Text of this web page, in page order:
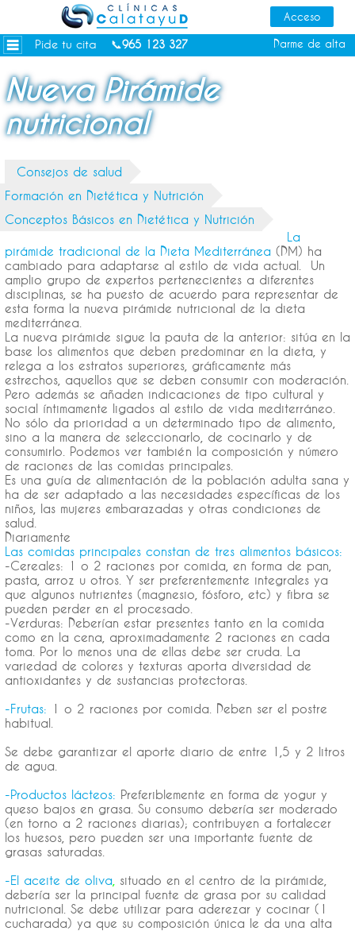
Pide tu cita 📞965 123 327 Darme de alta
Dietas personalizadas
Tratamientos Corporales
Depilación Láser Alicante
Contacto
Consejos de salud
Nueva Pirámide
nutricional
Consejos de salud
Formación en Dietética y Nutrición
Conceptos Básicos en Dietética y Nutrición
La
pirámide tradicional de la Dieta Mediterránea (DM) ha
cambiado para adaptarse al estilo de vida actual. Un
amplio grupo de expertos pertenecientes a diferentes
disciplinas, se ha puesto de acuerdo para representar de
esta forma la nueva pirámide nutricional de la dieta
mediterránea.
La nueva pirámide sigue la pauta de la anterior: sitúa en la
base los alimentos que deben predominar en la dieta, y
relega a los estratos superiores, gráficamente más
estrechos, aquellos que se deben consumir con moderación.
Pero además se añaden indicaciones de tipo cultural y
social íntimamente ligados al estilo de vida mediterráneo.
No sólo da prioridad a un determinado tipo de alimento,
sino a la manera de seleccionarlo, de cocinarlo y de
consumirlo. Podemos ver también la composición y número
de raciones de las comidas principales.
Es una guía de alimentación de la población adulta sana y
ha de ser adaptado a las necesidades específicas de los
niños, las mujeres embarazadas y otras condiciones de
salud.
Diariamente
Las comidas principales constan de tres alimentos básicos:
-Cereales: 1 o 2 raciones por comida, en forma de pan,
pasta, arroz u otros. Y ser preferentemente integrales ya
que algunos nutrientes (magnesio, fósforo, etc) y fibra se
pueden perder en el procesado.
-Verduras: Deberían estar presentes tanto en la comida
como en la cena, aproximadamente 2 raciones en cada
toma. Por lo menos una de ellas debe ser cruda. La
variedad de colores y texturas aporta diversidad de
antioxidantes y de sustancias protectoras.
-Frutas:
1 o 2 raciones por comida. Deben ser el postre
habitual.
Se debe garantizar el aporte diario de entre 1,5 y 2 litros
de agua.
-Productos lácteos: Preferiblemente en forma de yogur y
queso bajos en grasa. Su consumo debería ser moderado
(en torno a 2 raciones diarias); contribuyen a fortalecer
los huesos, pero pueden ser una importante fuente de
grasas saturadas.
-El aceite de oliva situado en el centro de la pirámide,
debería ser la principal fuente de grasa por su calidad
nutricional. Se debe utilizar para aderezar y cocinar (1
cucharada) ya que su composición única le da una alta